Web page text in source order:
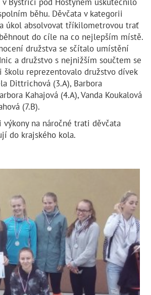
běhu. Děvčata v kategorii
úkol absolvovat tříkilometrovou trať
do cíle na co nejlepším místě.
družstva se sčítalo umístění
a družstvo s nejnižším součtem se
školu reprezentovalo družstvo dívek
Dittrichová (3.A), Barbora
Kahajová (4.A), Vanda Koukalová
(7.B).
na náročné trati děvčata
do krajského kola.